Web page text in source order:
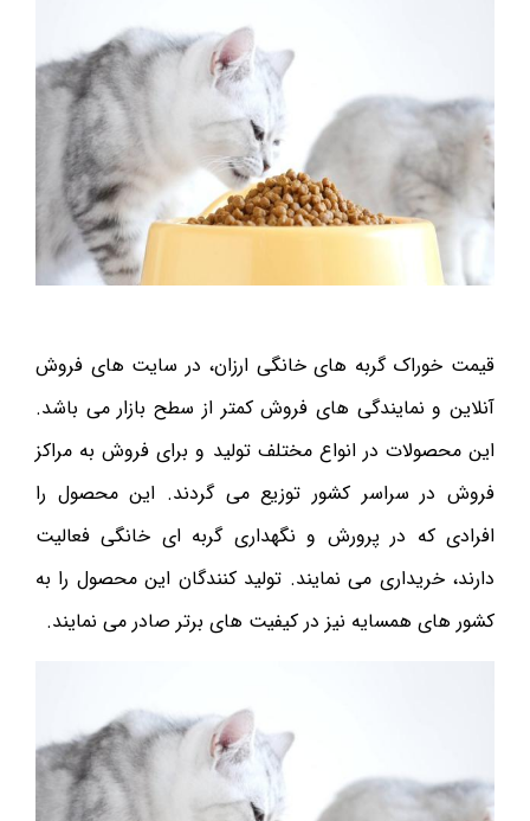
قیمت خوراک گربه های خانگی ارزان، در سایت های فروش
آنلاین و نمایندگی های فروش کمتر از سطح بازار می باشد.
این محصولات در انواع مختلف تولید و برای فروش به مراکز
فروش در سراسر کشور توزیع می گردند. این محصول را
افرادی که در پرورش و نگهداری گربه ای خانگی فعالیت
دارند، خریداری می نمایند. تولید کنندگان این محصول را به
کشور های همسایه نیز در کیفیت های برتر صادر می نمایند‌.